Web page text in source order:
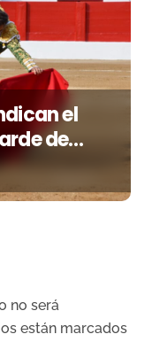
el
de
no será
están marcados